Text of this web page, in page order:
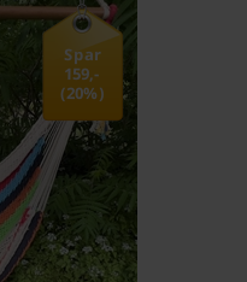
Spar
159,-
(20%)